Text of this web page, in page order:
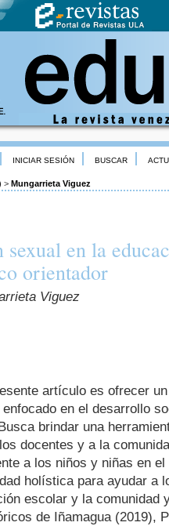
INICIAR SESIÓN BUSCAR
> Mungarrieta Viguez
sexual en la
orientador
Viguez
artículo es ofrecer
en el desarrollo
brindar una
docentes y a la
a los niños y niñas en
holística para ayudar a
escolar y la comunidad
de Iñamagua (2019),